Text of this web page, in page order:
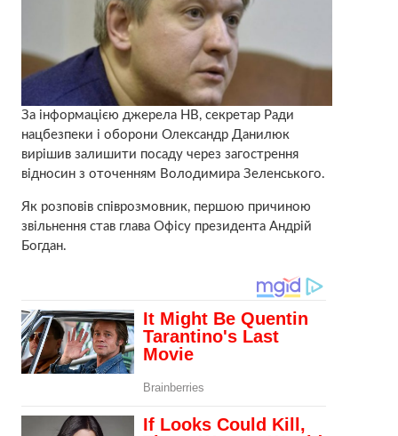
За інформацією джерела НВ, секретар Ради
нацбезпеки і оборони Олександр Данилюк
вирішив залишити посаду через загострення
відносин з оточенням Володимира Зеленського.
Як розповів співрозмовник, першою причиною
звільнення став глава Офісу президента Андрій
Богдан.